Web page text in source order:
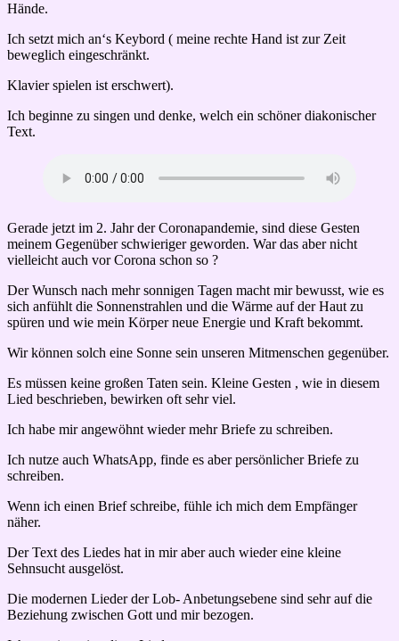
Hände.
Ich setzt mich an‘s Keybord ( meine rechte Hand ist zur Zeit
beweglich eingeschränkt.
Klavier spielen ist erschwert).
Ich beginne zu singen und denke, welch ein schöner diakonischer
Text.
Gerade jetzt im 2. Jahr der Coronapandemie, sind diese Gesten
meinem Gegenüber schwieriger geworden. War das aber nicht
vielleicht auch vor Corona schon so ?
Der Wunsch nach mehr sonnigen Tagen macht mir bewusst, wie es
sich anfühlt die Sonnenstrahlen und die Wärme auf der Haut zu
spüren und wie mein Körper neue Energie und Kraft bekommt.
Wir können solch eine Sonne sein unseren Mitmenschen gegenüber.
Es müssen keine großen Taten sein. Kleine Gesten , wie in diesem
Lied beschrieben, bewirken oft sehr viel.
Ich habe mir angewöhnt wieder mehr Briefe zu schreiben.
Ich nutze auch WhatsApp, finde es aber persönlicher Briefe zu
schreiben.
Wenn ich einen Brief schreibe, fühle ich mich dem Empfänger
näher.
Der Text des Liedes hat in mir aber auch wieder eine kleine
Sehnsucht ausgelöst.
Die modernen Lieder der Lob- Anbetungsebene sind sehr auf die
Beziehung zwischen Gott und mir bezogen.